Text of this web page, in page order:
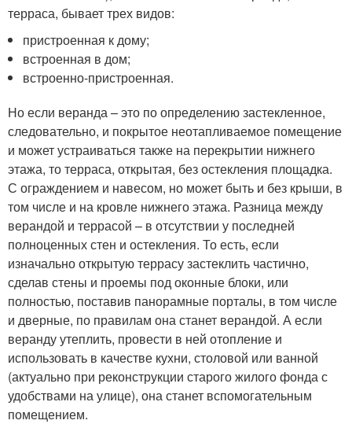
терраса, бывает трех видов:
пристроенная к дому;
встроенная в дом;
встроенно-пристроенная.
Но если веранда – это по определению застекленное,
следовательно, и покрытое неотапливаемое помещение
и может устраиваться также на перекрытии нижнего
этажа, то терраса, открытая, без остекления площадка.
С ограждением и навесом, но может быть и без крыши, в
том числе и на кровле нижнего этажа. Разница между
верандой и террасой – в отсутствии у последней
полноценных стен и остекления. То есть, если
изначально открытую террасу застеклить частично,
сделав стены и проемы под оконные блоки, или
полностью, поставив панорамные порталы, в том числе
и дверные, по правилам она станет верандой. А если
веранду утеплить, провести в ней отопление и
использовать в качестве кухни, столовой или ванной
(актуально при реконструкции старого жилого фонда с
удобствами на улице), она станет вспомогательным
помещением.